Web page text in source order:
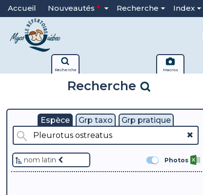
Accueil Nouveautés Recherche Index
Recherche Macros
Recherche
Espèce Grp taxo Grp pratique
nom latin Photos